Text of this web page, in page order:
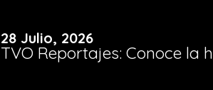
28 Julio, 2026
TVO Reportajes: Conoce la